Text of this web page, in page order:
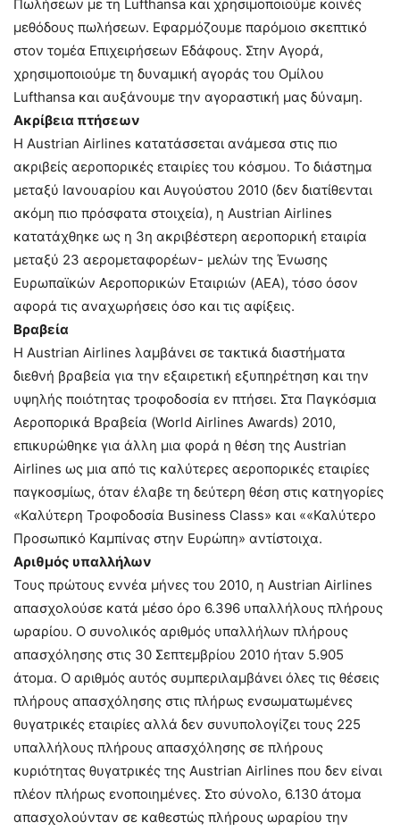
Πωλήσεων με τη Lufthansa και χρησιμοποιούμε κοινές
μεθόδους πωλήσεων. Εφαρμόζουμε παρόμοιο σκεπτικό
στον τομέα Επιχειρήσεων Εδάφους. Στην Αγορά,
χρησιμοποιούμε τη δυναμική αγοράς του Ομίλου
Lufthansa και αυξάνουμε την αγοραστική μας δύναμη.
Ακρίβεια πτήσεων
Η Austrian Airlines κατατάσσεται ανάμεσα στις πιο
ακριβείς αεροπορικές εταιρίες του κόσμου. Το διάστημα
μεταξύ Ιανουαρίου και Αυγούστου 2010 (δεν διατίθενται
ακόμη πιο πρόσφατα στοιχεία), η Austrian Airlines
κατατάχθηκε ως η 3η ακριβέστερη αεροπορική εταιρία
μεταξύ 23 αερομεταφορέων- μελών της Ένωσης
Ευρωπαϊκών Αεροπορικών Εταιριών (AEA), τόσο όσον
αφορά τις αναχωρήσεις όσο και τις αφίξεις.
Βραβεία
Η Austrian Airlines λαμβάνει σε τακτικά διαστήματα
διεθνή βραβεία για την εξαιρετική εξυπηρέτηση και την
υψηλής ποιότητας τροφοδοσία εν πτήσει. Στα Παγκόσμια
Αεροπορικά Βραβεία (World Airlines Awards) 2010,
επικυρώθηκε για άλλη μια φορά η θέση της Austrian
Airlines ως μια από τις καλύτερες αεροπορικές εταιρίες
παγκοσμίως, όταν έλαβε τη δεύτερη θέση στις κατηγορίες
«Καλύτερη Τροφοδοσία Business Class» και ««Καλύτερο
Προσωπικό Καμπίνας στην Ευρώπη» αντίστοιχα.
Αριθμός υπαλλήλων
Τους πρώτους εννέα μήνες του 2010, η Austrian Airlines
απασχολούσε κατά μέσο όρο 6.396 υπαλλήλους πλήρους
ωραρίου. Ο συνολικός αριθμός υπαλλήλων πλήρους
απασχόλησης στις 30 Σεπτεμβρίου 2010 ήταν 5.905
άτομα. Ο αριθμός αυτός συμπεριλαμβάνει όλες τις θέσεις
πλήρους απασχόλησης στις πλήρως ενσωματωμένες
θυγατρικές εταιρίες αλλά δεν συνυπολογίζει τους 225
υπαλλήλους πλήρους απασχόλησης σε πλήρους
κυριότητας θυγατρικές της Austrian Airlines που δεν είναι
πλέον πλήρως ενοποιημένες. Στο σύνολο, 6.130 άτομα
απασχολούνταν σε καθεστώς πλήρους ωραρίου την